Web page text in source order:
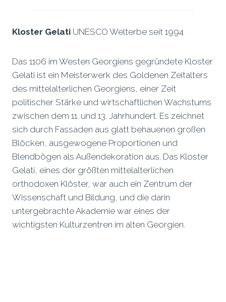
Kloster Gelati UNESCO Welterbe seit 1994
Das 1106 im Westen Georgiens gegründete Kloster
Gelati ist ein Meisterwerk des Goldenen Zeitalters
des mittelalterlichen Georgiens, einer Zeit
politischer Stärke und wirtschaftlichen Wachstums
zwischen dem 11. und 13. Jahrhundert. Es zeichnet
sich durch Fassaden aus glatt behauenen großen
Blöcken, ausgewogene Proportionen und
Blendbögen als Außendekoration aus. Das Kloster
Gelati, eines der größten mittelalterlichen
orthodoxen Klöster, war auch ein Zentrum der
Wissenschaft und Bildung, und die darin
untergebrachte Akademie war eines der
wichtigsten Kulturzentren im alten Georgien.